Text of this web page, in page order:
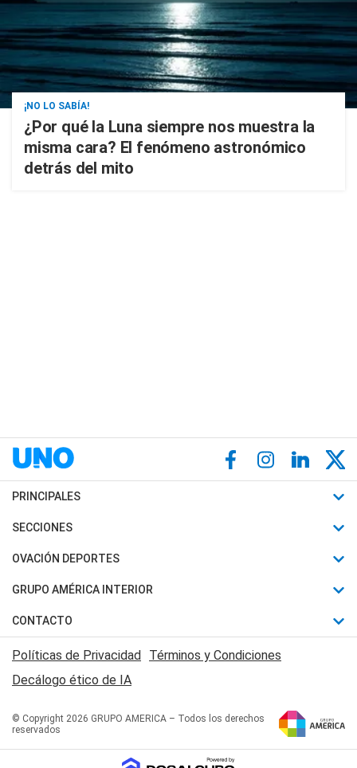
¡NO LO SABÍA!
¿Por qué la Luna siempre nos muestra la
misma cara? El fenómeno astronómico
detrás del mito
PRINCIPALES
Últimas Noticias
Política
Judiciales
Economia
SECCIONES
Horóscopo
Motores
Trucos caseros
Series y Películas
Edictos y Solicitadas
OVACIÓN DEPORTES
Fútbol
Mundial
Automovilismo
Rugby
Básquet
GRUPO AMÉRICA INTERIOR
Canal 7 en Vivo
San Juan 8
CONTACTO
Acerca de Nosotros
Contactanos
Políticas de Privacidad
Términos y Condiciones
Decálogo ético de IA
© Copyright 2026 GRUPO AMERICA – Todos los derechos
reservados